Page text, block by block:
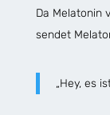
Da Melatonin
sendet
„Hey, es